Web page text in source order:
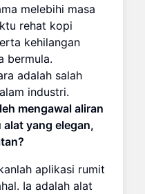
melebihi masa
rehat kopi
kehilangan
bermula.
adalah salah
industri.
mengawal aliran
yang elegan,
aplikasi rumit
Ia adalah alat